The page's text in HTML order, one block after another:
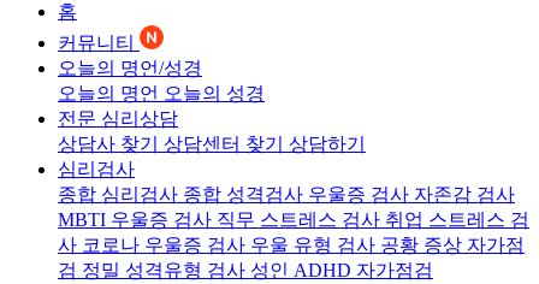
홈
커뮤니티
오늘의 명언/성경
오늘의 명언 오늘의 성경
전문 심리상담
상담사 찾기 상담센터 찾기 상담하기
심리검사
종합 심리검사 종합 성격검사 우울증 검사 자존감 검사
MBTI 우울증 검사 직무 스트레스 검사 취업 스트레스 검
사 코로나 우울증 검사 우울 유형 검사 공황 증상 자가점
검 정밀 성격유형 검사 성인 ADHD 자가점검